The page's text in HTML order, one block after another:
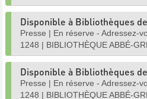
Disponible à Bibliothèques
Presse | En réserve - Adressez-
1248 | BIBLIOTHÈQUE ABBÉ-
Disponible à Bibliothèques
Presse | En réserve - Adressez-
1248 | BIBLIOTHÈQUE ABBÉ-